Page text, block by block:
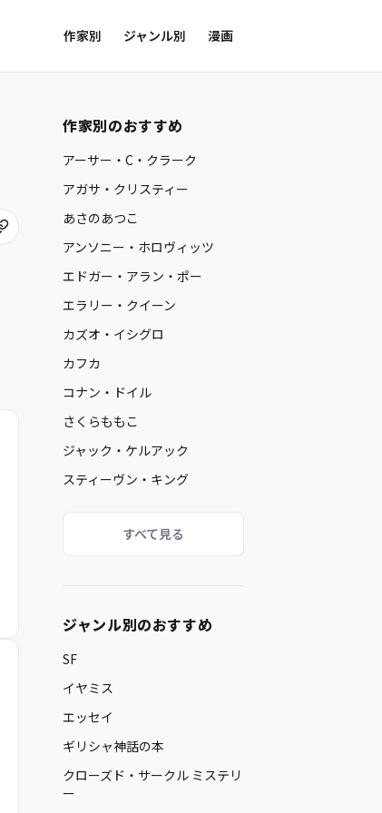
作家別 ジャンル別 漫画
作家別のおすすめ
アーサー・C・クラーク
アガサ・クリスティー
あさのあつこ
アンソニー・ホロヴィッツ
エドガー・アラン・ポー
エラリー・クイーン
カズオ・イシグロ
カフカ
コナン・ドイル
さくらももこ
ジャック・ケルアック
スティーヴン・キング
すべて見る
ジャンル別のおすすめ
SF
イヤミス
エッセイ
ギリシャ神話の本
クローズド・サークル ミステリ
ー